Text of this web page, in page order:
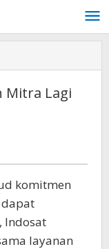
Mitra Lagi
komitmen
Indosat
layanan